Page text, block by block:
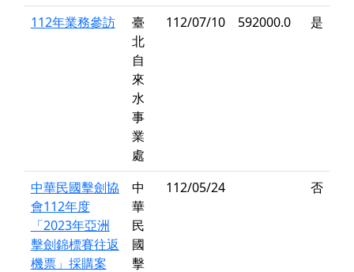
112年業務參訪
臺
北
自
來
水
事
業
處
112/07/10 592000.0 是
中華民國擊劍協
會112年度
「2023年亞洲
擊劍錦標賽往返
機票」採購案
中
華
民
國
擊
112/05/24 否